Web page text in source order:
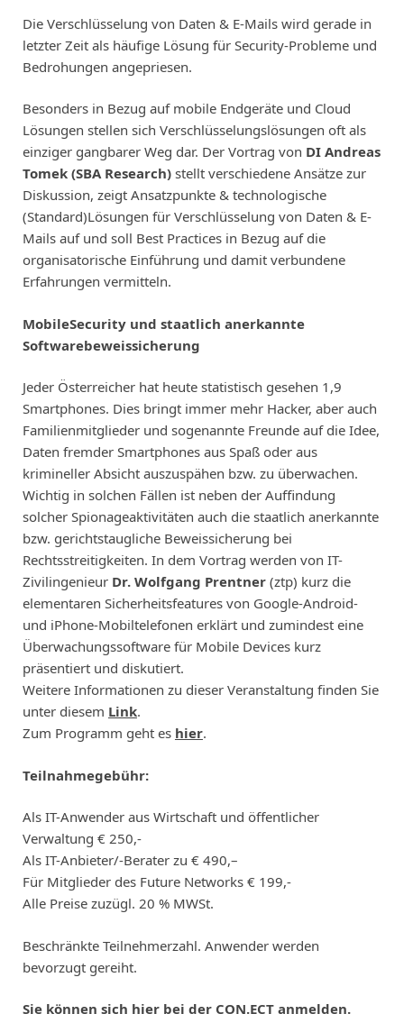
Die Verschlüsselung von Daten & E-Mails wird gerade in
letzter Zeit als häufige Lösung für Security-Probleme und
Bedrohungen angepriesen.
Besonders in Bezug auf mobile Endgeräte und Cloud
Lösungen stellen sich Verschlüsselungslösungen oft als
einziger gangbarer Weg dar. Der Vortrag von DI Andreas
Tomek (SBA Research)stellt verschiedene Ansätze zur
Diskussion, zeigt Ansatzpunkte & technologische
(Standard)Lösungen für Verschlüsselung von Daten & E-
Mails auf und soll Best Practices in Bezug auf die
organisatorische Einführung und damit verbundene
Erfahrungen vermitteln.
MobileSecurity und staatlich anerkannte
Softwarebeweissicherung
Jeder Österreicher hat heute statistisch gesehen 1,9
Smartphones. Dies bringt immer mehr Hacker, aber auch
Familienmitglieder und sogenannte Freunde auf die Idee,
Daten fremder Smartphones aus Spaß oder aus
krimineller Absicht auszuspähen bzw. zu überwachen.
Wichtig in solchen Fällen ist neben der Auffindung
solcher Spionageaktivitäten auch die staatlich anerkannte
bzw. gerichtstaugliche Beweissicherung bei
Rechtsstreitigkeiten. In dem Vortrag werden von IT-
Zivilingenieur Dr. Wolfgang Prentner(ztp) kurz die
elementaren Sicherheitsfeatures von Google-Android-
und iPhone-Mobiltelefonen erklärt und zumindest eine
Überwachungssoftware für Mobile Devices kurz
präsentiert und diskutiert.
Weitere Informationen zu dieser Veranstaltung finden Sie
unter diesem Link.
Zum Programm geht es hier.
Teilnahmegebühr:
Als IT-Anwender aus Wirtschaft und öffentlicher
Verwaltung € 250,-
Als IT-Anbieter/-Berater zu € 490,–
Für Mitglieder des Future Networks € 199,-
Alle Preise zuzügl. 20 % MWSt.
Beschränkte Teilnehmerzahl. Anwender werden
bevorzugt gereiht.
Sie können sich hierbei der CON.ECT anmelden.